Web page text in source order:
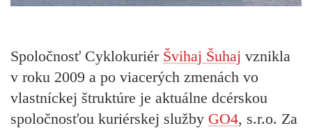
Spoločnosť Cyklokuriér Švihaj Šuhaj vznikla
v roku 2009 a po viacerých zmenách vo
vlastníckej štruktúre je aktuálne dcérskou
spoločnosťou kuriérskej služby GO4, s.r.o. Za